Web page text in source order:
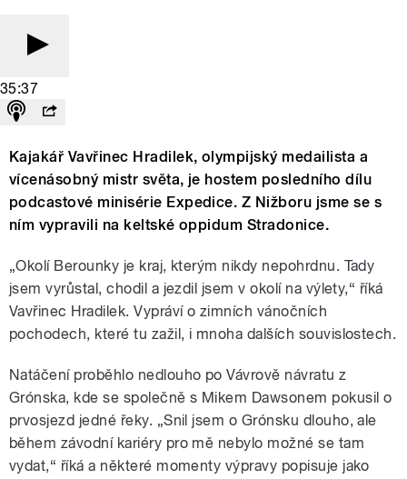
35:37
Kajakář Vavřinec Hradilek, olympijský medailista a
vícenásobný mistr světa, je hostem posledního dílu
podcastové minisérie Expedice. Z Nižboru jsme se s
ním vypravili na keltské oppidum Stradonice.
„Okolí Berounky je kraj, kterým nikdy nepohrdnu. Tady
jsem vyrůstal, chodil a jezdil jsem v okolí na výlety,“ říká
Vavřinec Hradilek. Vypráví o zimních vánočních
pochodech, které tu zažil, i mnoha dalších souvislostech.
Natáčení proběhlo nedlouho po Vávrově návratu z
Grónska, kde se společně s Mikem Dawsonem pokusil o
prvosjezd jedné řeky. „Snil jsem o Grónsku dlouho, ale
během závodní kariéry pro mě nebylo možné se tam
vydat,“ říká a některé momenty výpravy popisuje jako